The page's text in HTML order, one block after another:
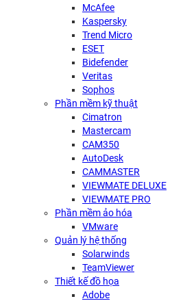
McAfee
Kaspersky
Trend Micro
ESET
Bidefender
Veritas
Sophos
Phần mềm kỹ thuật
Cimatron
Mastercam
CAM350
AutoDesk
CAMMASTER
VIEWMATE DELUXE
VIEWMATE PRO
Phần mềm ảo hóa
VMware
Quản lý hệ thống
Solarwinds
TeamViewer
Thiết kế đồ họa
Adobe